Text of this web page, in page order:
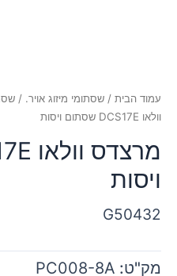
עמוד הבית / שסתומי מיזוג אויר. /
וולאו DCS17E שסתום ויסות
ויסות
G50432
מק"ט: PC008-8A